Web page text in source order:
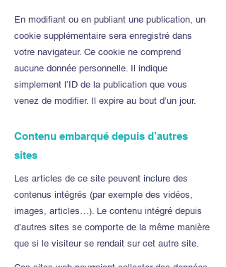
En modifiant ou en publiant une publication, un
cookie supplémentaire sera enregistré dans
votre navigateur. Ce cookie ne comprend
aucune donnée personnelle. Il indique
simplement l’ID de la publication que vous
venez de modifier. Il expire au bout d’un jour.
Contenu embarqué depuis d’autres
sites
Les articles de ce site peuvent inclure des
contenus intégrés (par exemple des vidéos,
images, articles…). Le contenu intégré depuis
d’autres sites se comporte de la même manière
que si le visiteur se rendait sur cet autre site.